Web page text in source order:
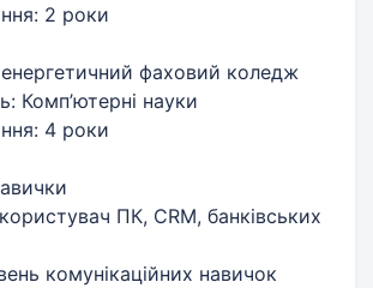
2 роки
енергетичний фаховий коледж
Комп’ютерні науки
4 роки
ПК, CRM, банківських
комунікаційних навичок